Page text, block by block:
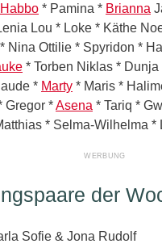
Habbo * Pamina * Brianna
Lou * Loke * Käthe
Nina Ottilie * Spyridon *
* Torben Niklas *
* Marty * Maris *
Gregor *Asena * Tariq *
* Selma-Wilhelma *
der
Sofie & Jona Rudolf